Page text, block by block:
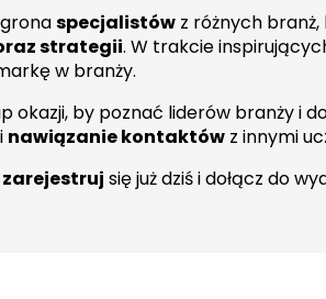
specjalistów z różnych
strategii. W trakcie
w branży.
okazji, by poznać liderów branży i
nawiązanie kontaktów z innymi
zarejestruj się już dziś i dołącz do